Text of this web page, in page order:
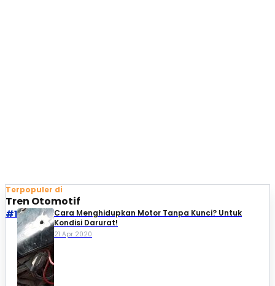
Terpopuler di
Tren Otomotif
#1
Cara Menghidupkan Motor Tanpa Kunci? Untuk
Kondisi Darurat!
21 Apr 2020